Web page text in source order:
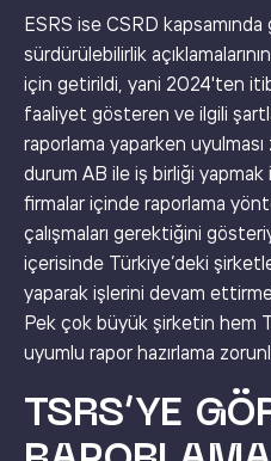
ESRS ise CSRD
sürdürülebilirlik
için getirildi, yani 2024'ten
faaliyet gösteren ve ilgili
raporlama yaparken
durum AB ile iş birliği
firmalar içinde raporlama
çalışmaları gerektiğini
içerisinde Türkiye’deki
yaparak işlerini devam
Pek çok büyük şirketin hem
uyumlu rapor hazırlama
TSRS’YE